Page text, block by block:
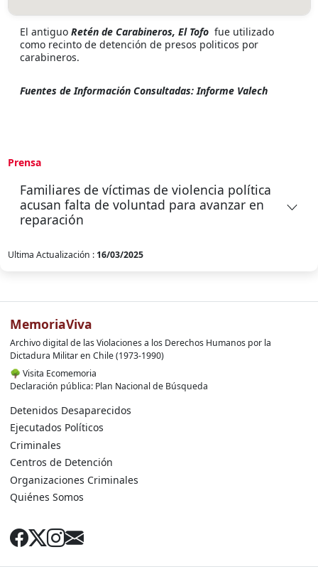
El antiguo Retén de Carabineros, El Tofo fue utilizado
como recinto de detención de presos politicos por
carabineros.
Fuentes de Información Consultadas: Informe Valech
Prensa
Familiares de víctimas de violencia política
acusan falta de voluntad para avanzar en
reparación
Ultima Actualización : 16/03/2025
MemoriaViva
Archivo digital de las Violaciones a los Derechos Humanos por la
Dictadura Militar en Chile (1973-1990)
🌳 Visita Ecomemoria
Declaración pública: Plan Nacional de Búsqueda
Detenidos Desaparecidos
Ejecutados Políticos
Criminales
Centros de Detención
Organizaciones Criminales
Quiénes Somos